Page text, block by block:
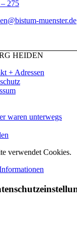
275
muenster.de
HEIDEN
+ Adressen
waren unterwegs
verwendet Cookies.